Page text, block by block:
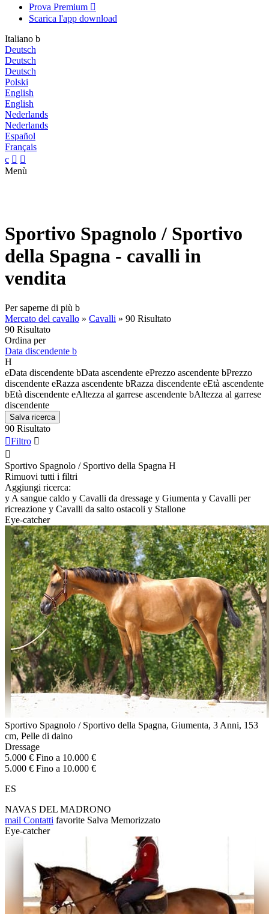
Prova Premium 
Scarica l'app download
Italiano b
Deutsch
Deutsch
Deutsch
Polski
English
English
Nederlands
Nederlands
Español
Français
c  
Menù
Sportivo Spagnolo / Sportivo
della Spagna - cavalli in
vendita
Per saperne di più b
Mercato del cavallo » Cavalli » 90 Risultato
90 Risultato
Ordina per
Data discendente b
H
eData discendente bData ascendente ePrezzo ascendente bPrezzo
discendente eRazza ascendente bRazza discendente eEtà ascendente
bEtà discendente eAltezza al garrese ascendente bAltezza al garrese
discendente
Salva ricerca
90 Risultato
Filtro 

Sportivo Spagnolo / Sportivo della Spagna H
Rimuovi tutti i filtri
Aggiungi ricerca:
y A sangue caldo y Cavalli da dressage y Giumenta y Cavalli per
ricreazione y Cavalli da salto ostacoli y Stallone
Eye-catcher
Sportivo Spagnolo / Sportivo della Spagna, Giumenta, 3 Anni, 153
cm, Pelle di daino
Dressage
5.000 € Fino a 10.000 €
5.000 € Fino a 10.000 €
ES
NAVAS DEL MADRONO
mail Contatti favorite Salva Memorizzato
Eye-catcher